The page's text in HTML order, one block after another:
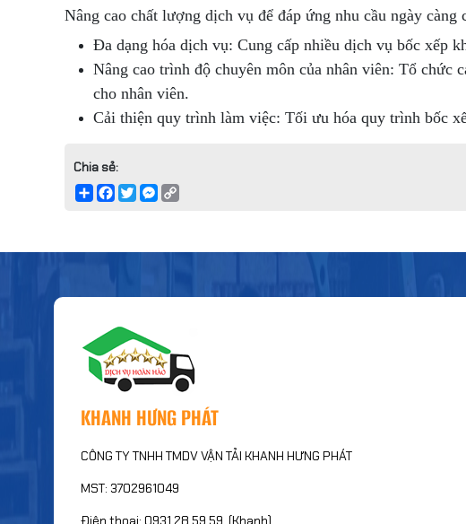
Nâng cao chất lượng dịch vụ để đáp ứng nhu cầu ngày càng
Đa dạng hóa dịch vụ: Cung cấp nhiều dịch vụ bốc xếp
Nâng cao trình độ chuyên môn của nhân viên: Tổ chức
cho nhân viên.
Cải thiện quy trình làm việc: Tối ưu hóa quy trình bốc
Chia sẻ:
ShareFacebook
TwitterMessenger
KHANH HƯNG PHÁT
CÔNG TY TNHH TMDV VẬN TẢI KHANH HƯNG PHÁT
MST: 3702961049
Điện thoại: 0931.28.59.59 (Khanh)